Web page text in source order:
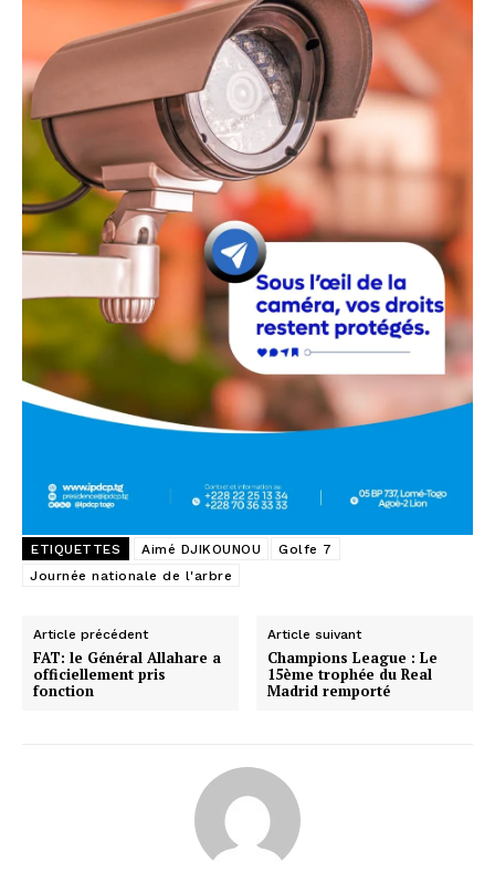
ETIQUETTES Aimé DJIKOUNOU
Golfe 7
Journée nationale de l'arbre
Article précédent
FAT: le Général Allahare a
officiellement pris
fonction
Article suivant
Champions League : Le
15ème trophée du Real
Madrid remporté